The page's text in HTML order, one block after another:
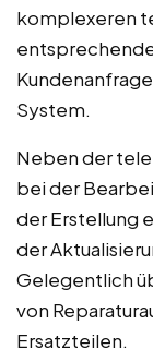
komplexeren
System.
Neben der
bei der
der Erstellung
der
Gelegentlich
von
Ersatzteilen.